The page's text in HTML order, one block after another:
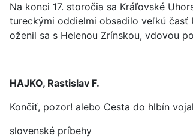
Na konci 17. storočia sa Kráľovské
tureckými oddielmi obsadilo veľkú časť
oženil sa s Helenou Zrínskou, vdovou
HAJKO, Rastislav F.
Končiť, pozor! alebo Cesta do hlbín
slovenské príbehy